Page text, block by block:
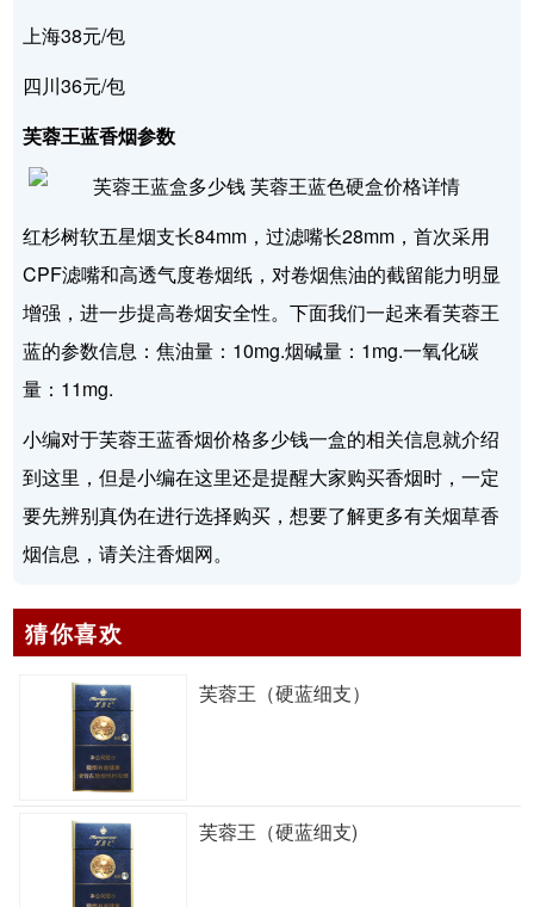
上海38元/包
四川36元/包
芙蓉王蓝香烟参数
红杉树软五星烟支长84mm，过滤嘴长28mm，首次采用
CPF滤嘴和高透气度卷烟纸，对卷烟焦油的截留能力明显
增强，进一步提高卷烟安全性。下面我们一起来看芙蓉王
蓝的参数信息：焦油量：10mg.烟碱量：1mg.一氧化碳
量：11mg.
小编对于芙蓉王蓝香烟价格多少钱一盒的相关信息就介绍
到这里，但是小编在这里还是提醒大家购买香烟时，一定
要先辨别真伪在进行选择购买，想要了解更多有关烟草香
烟信息，请关注香烟网。
猜你喜欢
芙蓉王（硬蓝细支）
芙蓉王（硬蓝细支)